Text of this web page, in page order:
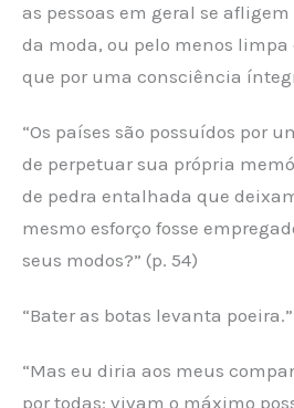
as pessoas em geral se
da moda, ou pelo menos limpa
que por uma consciência
“Os países são possuídos por
de perpetuar sua própria
de pedra entalhada que
mesmo esforço fosse
seus modos?” (p. 54)
“Bater as botas levanta
“Mas eu diria aos meus
por todas: vivam o máximo